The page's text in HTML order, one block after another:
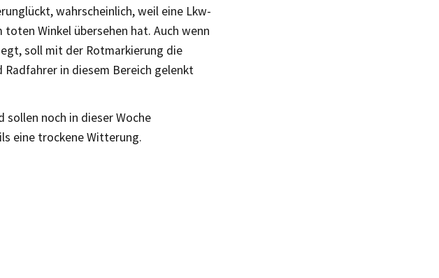
wahrscheinlich, weil eine Lkw-
toten Winkel übersehen hat. Auch wenn
soll mit der Rotmarkierung die
in diesem Bereich gelenkt
sollen noch in dieser Woche
eine trockene Witterung.